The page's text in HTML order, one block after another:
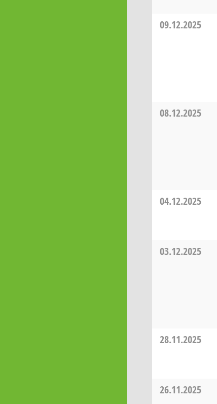
09.12.2025
08.12.2025
04.12.2025
03.12.2025
28.11.2025
26.11.2025